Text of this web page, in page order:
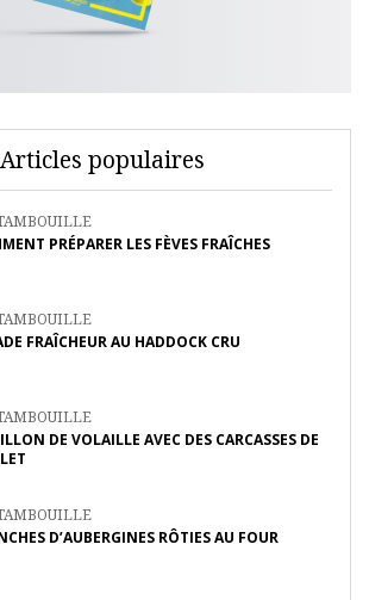
Articles populaires
PRÉPARER LES FÈVES FRAÎCHES
FRAÎCHEUR AU HADDOCK CRU
DE VOLAILLE AVEC DES CARCASSES DE
D’AUBERGINES RÔTIES AU FOUR